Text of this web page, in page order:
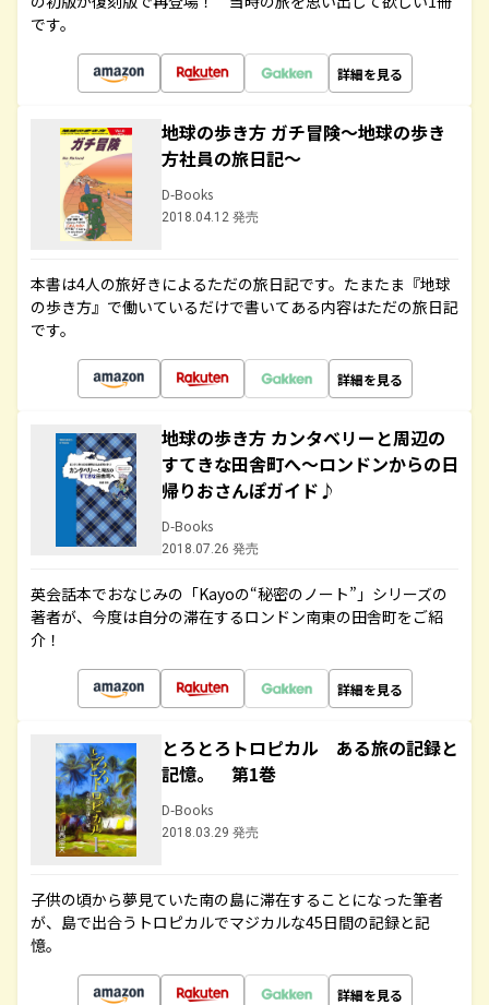
です。
詳細を見る
地球の歩き方 ガチ冒険～地球の歩き
方社員の旅日記～
D-Books
2018.04.12 発売
本書は4人の旅好きによるただの旅日記です。たまたま『地球
の歩き方』で働いているだけで書いてある内容はただの旅日記
です。
詳細を見る
地球の歩き方 カンタベリーと周辺の
すてきな田舎町へ～ロンドンからの日
帰りおさんぽガイド♪
D-Books
2018.07.26 発売
英会話本でおなじみの「Kayoの“秘密のノート”」シリーズの
著者が、今度は自分の滞在するロンドン南東の田舎町をご紹
介！
詳細を見る
とろとろトロピカル ある旅の記録と
記憶。 第1巻
D-Books
2018.03.29 発売
子供の頃から夢見ていた南の島に滞在することになった筆者
が、島で出合うトロピカルでマジカルな45日間の記録と記
憶。
詳細を見る